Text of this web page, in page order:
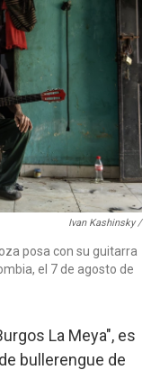
Ivan Kashinsky /
posa con su guitarra
el 7 de agosto de
La Meya", es
bullerengue de